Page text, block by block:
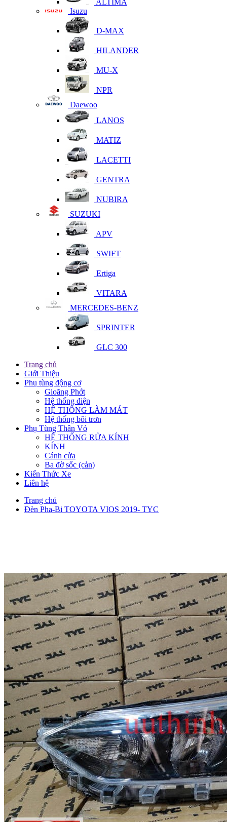
ALTIMA
Isuzu
D-MAX
HILANDER
MU-X
NPR
Daewoo
LANOS
MATIZ
LACETTI
GENTRA
NUBIRA
SUZUKI
APV
SWIFT
Ertiga
VITARA
MERCEDES-BENZ
SPRINTER
GLC 300
Trang chủ
Giới Thiệu
Phụ tùng động cơ
Gioăng Phớt
Hệ thống điện
HỆ THỐNG LÀM MÁT
Hệ thống bôi trơn
Phụ Tùng Thân Vỏ
HỆ THỐNG RỬA KÍNH
KÍNH
Cánh cửa
Ba đờ sốc (cản)
Kiến Thức Xe
Liên hệ
Trang chủ
Đèn Pha-Bi TOYOTA VIOS 2019- TYC